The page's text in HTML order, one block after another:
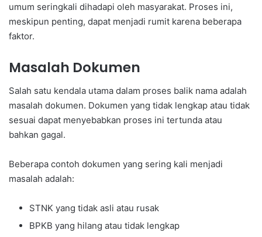
umum seringkali dihadapi oleh masyarakat. Proses ini,
meskipun penting, dapat menjadi rumit karena beberapa
faktor.
Masalah Dokumen
Salah satu kendala utama dalam proses balik nama adalah
masalah dokumen. Dokumen yang tidak lengkap atau tidak
sesuai dapat menyebabkan proses ini tertunda atau
bahkan gagal.
Beberapa contoh dokumen yang sering kali menjadi
masalah adalah:
STNK yang tidak asli atau rusak
BPKB yang hilang atau tidak lengkap